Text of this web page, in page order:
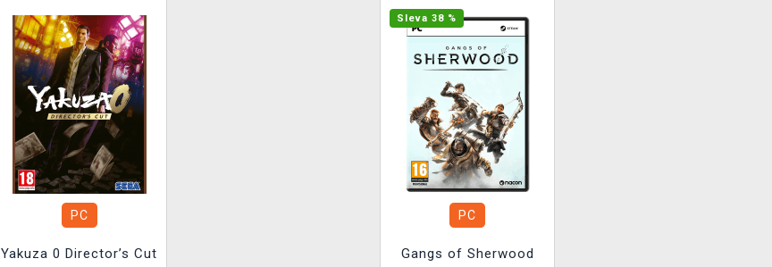
PC
Yakuza 0 Director’s Cut
Sleva 38 %
PC
Gangs of Sherwood